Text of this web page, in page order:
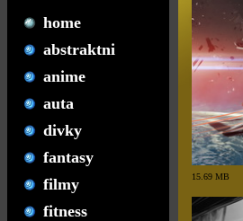
home
abstraktni
anime
auta
divky
fantasy
filmy
fitness
15.69 MB